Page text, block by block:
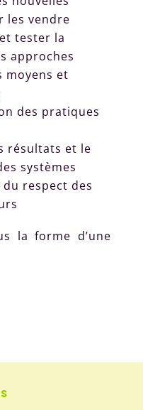
les vendre
tester la
approches
moyens et
des pratiques
résultats et le
systèmes
respect des
la forme d’une